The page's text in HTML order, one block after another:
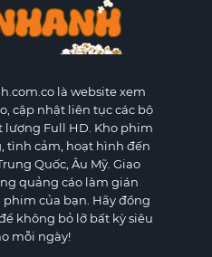
là website xem
cập nhật liên tục các bộ
Full HD. Kho phim
tình cảm, hoạt hình đến
Quốc, Âu Mỹ. Giao
quảng cáo làm gián
của bạn. Hãy đồng
không bỏ lỡ bất kỳ siêu
mỗi ngày!